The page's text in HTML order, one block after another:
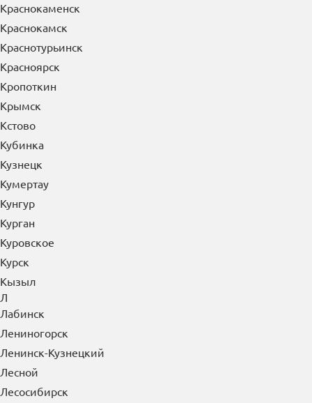
Краснокаменск
Краснокамск
Краснотурьинск
Красноярск
Кропоткин
Крымск
Кстово
Кубинка
Кузнецк
Кумертау
Кунгур
Курган
Куровское
Курск
Кызыл
Л
Лабинск
Лениногорск
Ленинск-Кузнецкий
Лесной
Лесосибирск